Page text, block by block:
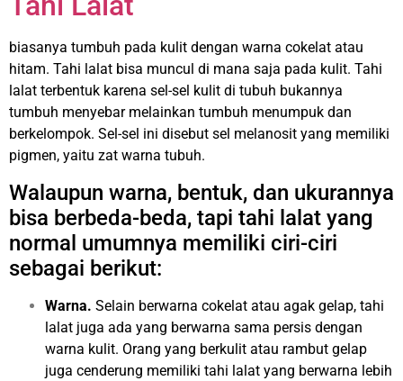
biasanya tumbuh pada kulit dengan warna cokelat atau
hitam. Tahi lalat bisa muncul di mana saja pada kulit. Tahi
lalat terbentuk karena sel-sel kulit di tubuh bukannya
tumbuh menyebar melainkan tumbuh menumpuk dan
berkelompok. Sel-sel ini disebut sel melanosit yang memiliki
pigmen, yaitu zat warna tubuh.
Walaupun warna, bentuk, dan ukurannya
bisa berbeda-beda, tapi tahi lalat yang
normal umumnya memiliki ciri-ciri
sebagai berikut:
Warna. Selain berwarna cokelat atau agak gelap, tahi
lalat juga ada yang berwarna sama persis dengan
warna kulit. Orang yang berkulit atau rambut gelap
juga cenderung memiliki tahi lalat yang berwarna lebih